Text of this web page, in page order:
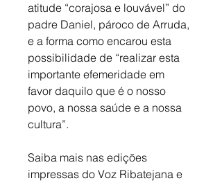
atitude “corajosa e louvável” do
padre Daniel, pároco de Arruda,
e a forma como encarou esta
possibilidade de “realizar esta
importante efemeridade em
favor daquilo que é o nosso
povo, a nossa saúde e a nossa
cultura”.
Saiba mais nas edições
impressas do Voz Ribatejana e